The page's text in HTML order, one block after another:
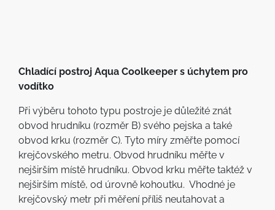
Chladící postroj Aqua Coolkeeper s úchytem pro
vodítko
Při výběru tohoto typu postroje je důležité znát
obvod hrudníku (rozměr B) svého pejska a také
obvod krku (rozměr C). Tyto míry změřte pomocí
krejčovského metru. Obvod hrudníku měřte v
nejširším místě hrudníku. Obvod krku měřte taktéž v
nejširším místě, od úrovně kohoutku. Vhodné je
krejčovský metr při měření příliš neutahovat a